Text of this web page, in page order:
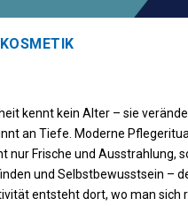
kennt kein Alter – sie
an Tiefe. Moderne
nur Frische und Ausstrahlung,
und Selbstbewusstsein –
entsteht dort, wo man sich